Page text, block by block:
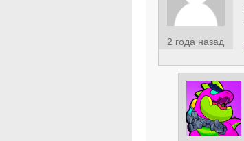
2 года назад